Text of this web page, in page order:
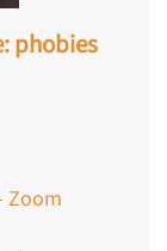
phobies
Zoom